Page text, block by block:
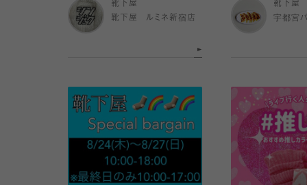
靴下屋
靴下屋 ルミネ新宿店
靴下屋
宇都宮